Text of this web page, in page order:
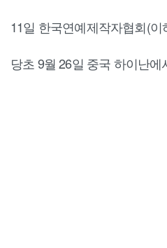
11일 한국연예제작자협회(
당초 9월 26일 중국 하이난